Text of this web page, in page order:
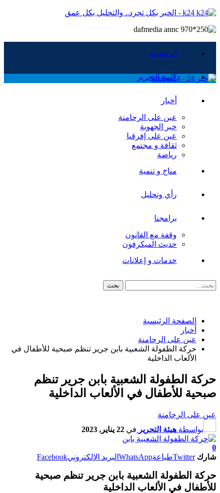
k24 - الخبر بكل تجرد.. والتحليل بكل عمق
الرئيسية
كلمة التحرير
أخبار
عين على الرحامنة
خبر الجهوية
عين على إفرقيا
ثقافة و مجتمع
رياضة
مناخ و تنمية
رأي وتحليل
برامجنا
وقفة مع القانون
حديث الميكرفون
خدمات و إعلانات
الصفحة الرئيسية
أخبار
عين على الرحامنة
حركة الطفولة الشعبية بابن جرير تنظم صبحية للأطفال في
الألعاب الداخلية
حركة الطفولة الشعبية بابن جرير تنظم
صبحية للأطفال في الألعاب الداخلية
عين على الرحامنة
بواسطة هيئة التحرير في 22 يناير, 2023
0
شارك TwitterطباعةWhatsApp البريد الإلكترونيFacebook
حركة الطفولة الشعبية بابن جرير تنظم صبحية
للأطفال في الألعاب الداخلية